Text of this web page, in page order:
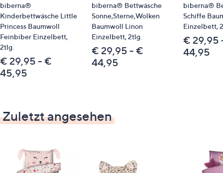
biberna®
Kinderbettwäsche Little
Princess Baumwoll
Feinbiber Einzelbett,
2tlg.
€ 29,95 - €
45,95
biberna® Bettwäsche
Sonne,Sterne,Wolken
Baumwoll Linon
Einzelbett, 2tlg.
€ 29,95 - €
44,95
biberna®
Schiffe
Einzelbett,
€ 29,95
44,95
Zuletzt angesehen